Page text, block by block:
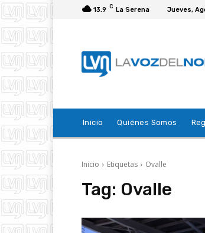
13.9 C La Serena Jueves,
Inicio Quiénes Somos
Inicio Etiquetas Ovalle
Tag: Ovalle